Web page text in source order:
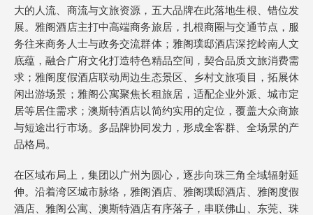
大的人流、商流与文旅资源，五大品牌在此落地生根、错位发
展。雅阁酒店主打中高端商务旅居，扎根商圈与交通节点，服
务往来商务人士与政务交流群体；雅阁璞邸酒店深挖岭南人文
底蕴，融合广府文化打造特色精品空间，契合品质文旅消费需
求；雅阁度假酒店联动周边生态景区、乡村文旅项目，拓展休
闲出游场景；雅阁公寓聚焦长租旅居，适配企业外派、城市定
居等居住需求；澳斯特酒店以简约实用的定位，覆盖大众商旅
与短途出行市场。多品牌协同发力，形成全客群、全场景的产
品格局。
在区域布局上，集团以广州为圆心，逐步向珠三角全域辐射延
伸。沿着湾区城市脉络，雅阁酒店、雅阁璞邸酒店、雅阁度假
酒店、雅阁公寓、澳斯特酒店有序落子，串联佛山、东莞、珠